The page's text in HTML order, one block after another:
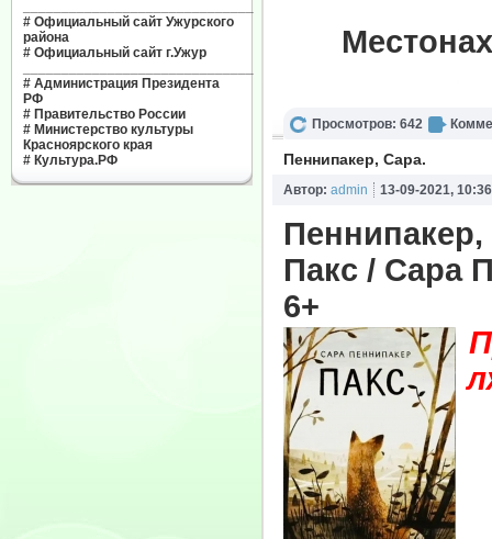
# Официальный сайт Ужурского
района
# Официальный сайт г.Ужур
# Администрация Президента
РФ
# Правительство России
# Министерство культуры
Красноярского края
# Культура.РФ
Просмотров: 642
Пеннипакер, Сара.
Автор: admin 13-09-2021, 10:36
Пакс / Сара
6+